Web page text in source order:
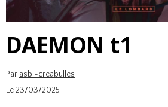
DAEMON t1
Par asbl-creabulles
Le 23/03/2025